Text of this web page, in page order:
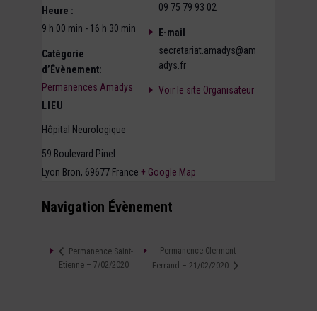
Heure :
9 h 00 min - 16 h 30 min
Catégorie
d’Évènement:
Permanences Amadys
LIEU
Hôpital Neurologique
59 Boulevard Pinel
Lyon Bron, 69677 France + Google Map
09 75 79 93 02
E-mail
secretariat.amadys@am
adys.fr
Voir le site Organisateur
Navigation Évènement
Permanence Saint-
Etienne – 7/02/2020
Permanence Clermont-
Ferrand – 21/02/2020